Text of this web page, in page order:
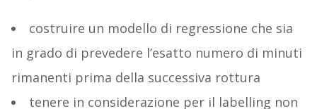
costruire un modello di regressione che sia
in grado di prevedere l’esatto numero di minuti
rimanenti prima della successiva rottura
tenere in considerazione per il labelling non